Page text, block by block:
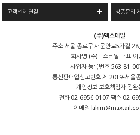
고객센터 연결 상품문의
(주)맥스테일
주소서울 종로구 새문안로5가길
회사명 (주)맥스테일 대표이
사업자 등록번호563-81-
통신판매업신고번호제 2019-서울
개인정보 보호책임자 김완
전화02-6956-0107 팩스02-
이메일